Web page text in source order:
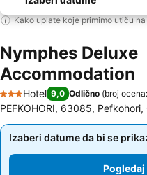
Kako uplate koje primimo utiču
Nymphes Deluxe
Accommodation
3 Zvezdice
Hotel 9,0 Odlično (broj
PEFKOHORI, 63085, Pefkohori,
Izaberi datume da bi se
Izaberi datume da bi se
Pogledaj